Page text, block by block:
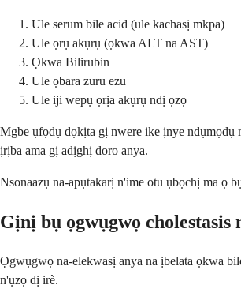
Ule serum bile acid (ule kachasị mkpa)
Ule ọrụ akụrụ (ọkwa ALT na AST)
Ọkwa Bilirubin
Ule ọbara zuru ezu
Ule iji wepụ ọrịa akụrụ ndị ọzọ
Mgbe ụfọdụ dọkịta gị nwere ike ịnye ndụmọdụ
ịrịba ama gị adịghị doro anya.
Nsonaazụ na-apụtakarị n'ime otu ụbọchị ma ọ
Gịnị bụ ọgwụgwọ cholestasis
Ọgwụgwọ na-elekwasị anya na ịbelata ọkwa
n'ụzọ dị irè.